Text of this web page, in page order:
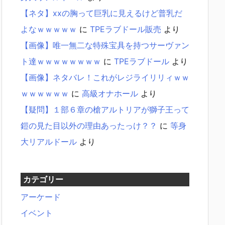
【ネタ】xxの胸って巨乳に見えるけど普乳だ
よなｗｗｗｗｗ に TPEラブドール販売 より
【画像】唯一無二な特殊宝具を持つサーヴァン
ト達ｗｗｗｗｗｗｗｗ に TPEラブドール より
【画像】ネタバレ！これがレジライリリィｗｗ
ｗｗｗｗｗｗ に 高級オナホール より
【疑問】１部６章の槍アルトリアが獅子王って
鎧の見た目以外の理由あったっけ？？ に 等身
大リアルドール より
カテゴリー
アーケード
イベント